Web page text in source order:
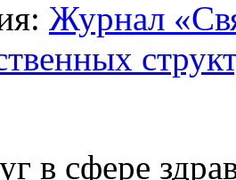
Журнал
в сфере